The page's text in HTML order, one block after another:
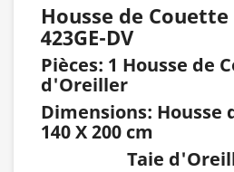
Housse de
423GE-DV
Pièces: 1 Housse de
d'Oreiller
Dimensions: Housse
140 X 200 cm
Taie d'Oreiller: